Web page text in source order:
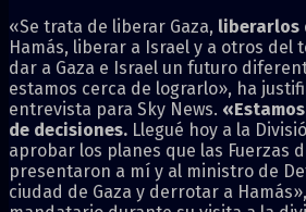
«Se trata de liberar Gaza, liberarlos
Hamás, liberar a Israel y a otros del
dar a Gaza e Israel un futuro
estamos cerca de lograrlo», ha
entrevista para Sky News.
de decisiones. Llegué hoy a la
aprobar los planes que las Fuerzas
presentaron a mí y al ministro de
ciudad de Gaza y derrotar a